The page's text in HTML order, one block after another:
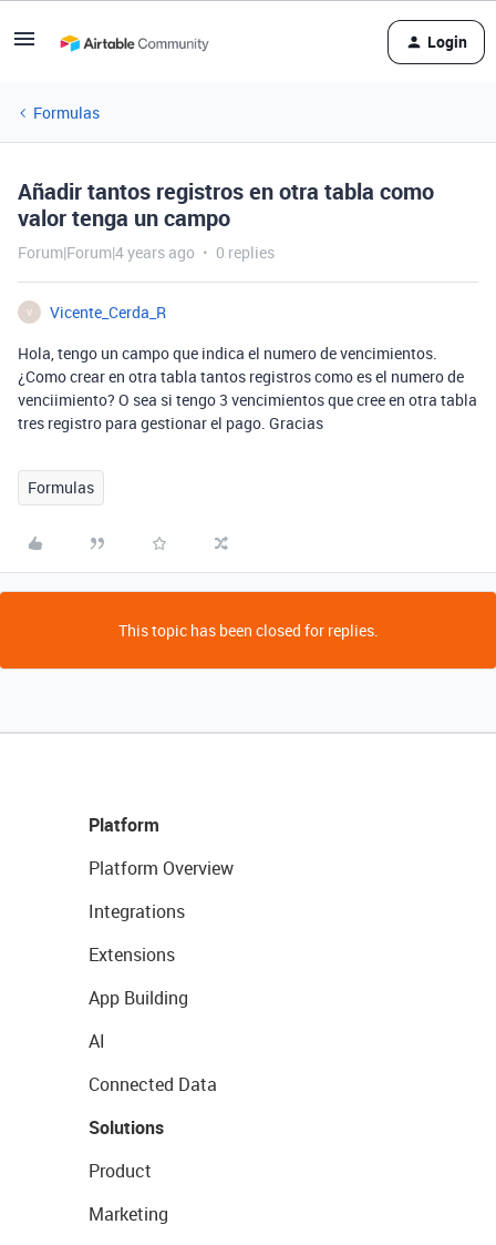
Login
Formulas
Añadir tantos registros en otra tabla como
valor tenga un campo
Forum|Forum|4 years ago 0 replies
V
Vicente_Cerda_R
Hola, tengo un campo que indica el numero de vencimientos.
¿Como crear en otra tabla tantos registros como es el numero de
venciimiento? O sea si tengo 3 vencimientos que cree en otra tabla
tres registro para gestionar el pago. Gracias
Formulas
This topic has been closed for replies.
Platform
Platform Overview
Integrations
Extensions
App Building
AI
Connected Data
Solutions
Product
Marketing